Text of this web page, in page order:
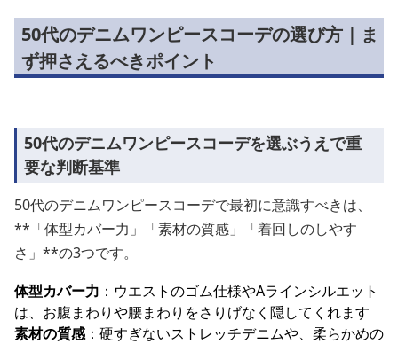
50代のデニムワンピースコーデの選び方｜ま
ず押さえるべきポイント
50代のデニムワンピースコーデを選ぶうえで重
要な判断基準
50代のデニムワンピースコーデで最初に意識すべきは、
**「体型カバー力」「素材の質感」「着回しのしやす
さ」**の3つです。
体型カバー力 ：ウエストのゴム仕様やAラインシルエット
は、お腹まわりや腰まわりをさりげなく隠してくれます
素材の質感：硬すぎないストレッチデニムや、柔らかめの